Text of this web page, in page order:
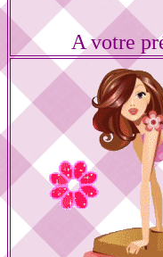
A votre